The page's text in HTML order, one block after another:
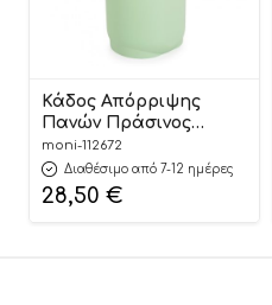
Κάδος Απόρριψης
Πανών Πράσινος
Nubbi Green Hygiene
Basket 3800146273279 –
Cangaroo
moni-112672
Διαθέσιμο από 7-12 ημέρες
28,50 €